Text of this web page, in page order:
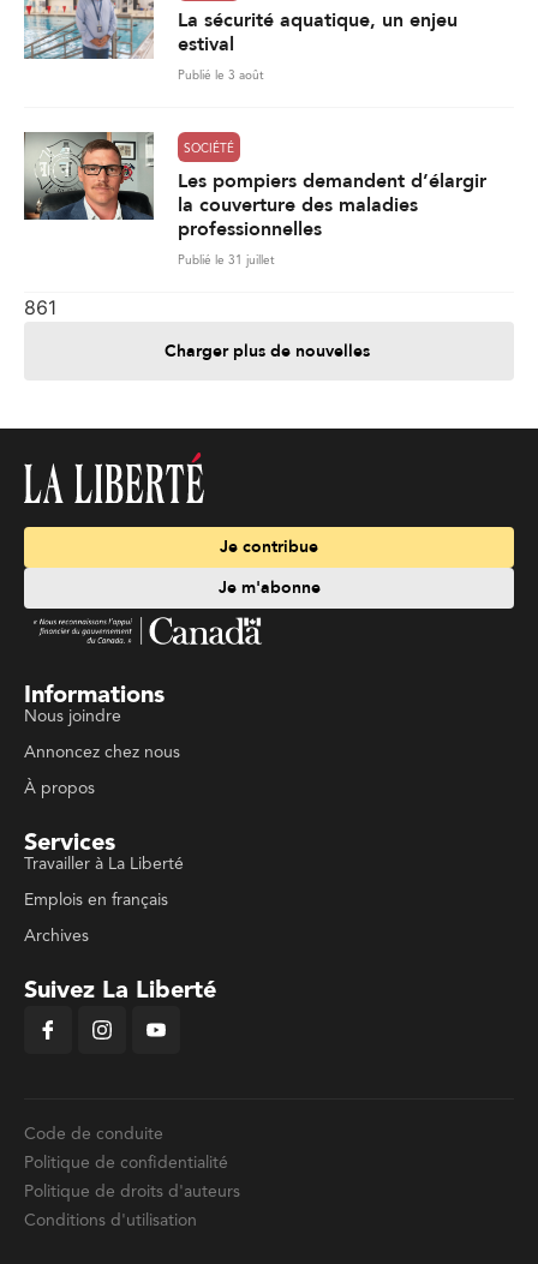
La sécurité aquatique, un enjeu
estival
Publié le 3 août
SOCIÉTÉ
Les pompiers demandent d’élargir
la couverture des maladies
professionnelles
Publié le 31 juillet
861
Charger plus de nouvelles
Je contribue
Je m'abonne
Informations
Nous joindre
Annoncez chez nous
À propos
Services
Travailler à La Liberté
Emplois en français
Archives
Suivez La Liberté
Code de conduite
Politique de confidentialité
Politique de droits d'auteurs
Conditions d'utilisation